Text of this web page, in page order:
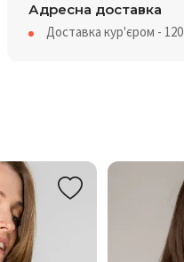
Адресна доставка
Доставка кур'єром - 120